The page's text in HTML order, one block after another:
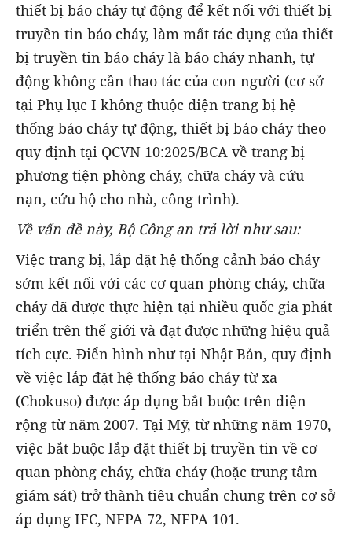
thiết bị báo cháy tự động để kết nối với thiết bị
truyền tin báo cháy, làm mất tác dụng của thiết
bị truyền tin báo cháy là báo cháy nhanh, tự
động không cần thao tác của con người (cơ sở
tại Phụ lục I không thuộc diện trang bị hệ
thống báo cháy tự động, thiết bị báo cháy theo
quy định tại QCVN 10:2025/BCA về trang bị
phương tiện phòng cháy, chữa cháy và cứu
nạn, cứu hộ cho nhà, công trình).
Về vấn đề này, Bộ Công an trả lời như sau:
Việc trang bị, lắp đặt hệ thống cảnh báo cháy
sớm kết nối với các cơ quan phòng cháy, chữa
cháy đã được thực hiện tại nhiều quốc gia phát
triển trên thế giới và đạt được những hiệu quả
tích cực. Điển hình như tại Nhật Bản, quy định
về việc lắp đặt hệ thống báo cháy từ xa
(Chokuso) được áp dụng bắt buộc trên diện
rộng từ năm 2007. Tại Mỹ, từ những năm 1970,
việc bắt buộc lắp đặt thiết bị truyền tin về cơ
quan phòng cháy, chữa cháy (hoặc trung tâm
giám sát) trở thành tiêu chuẩn chung trên cơ sở
áp dụng IFC, NFPA 72, NFPA 101.